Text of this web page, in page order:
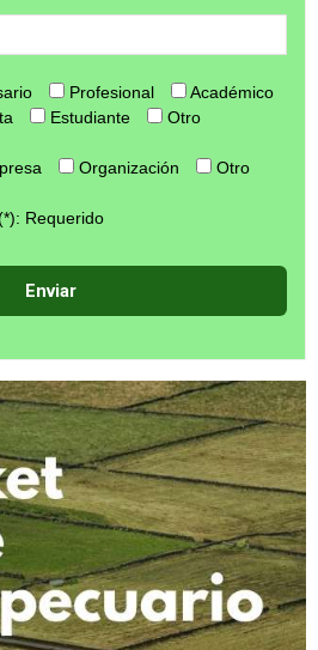
Profesional
Académico
Estudiante Otro
Organización Otro
Requerido